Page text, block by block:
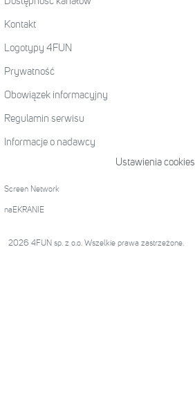
Kontakt
Logotypy 4FUN
Prywatność
Obowiązek informacyjny
Regulamin serwisu
Informacje o nadawcy
Ustawienia cookies
Screen Network
naEKRANIE
2026 4FUN sp. z o.o. Wszelkie prawa zastrzeżone.